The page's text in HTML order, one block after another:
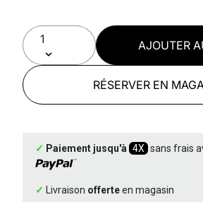
AJOUTER
RÉSERVER EN
✓ Paiement jusqu'à 4X sans frais
✓ Livraison offerteen magasin